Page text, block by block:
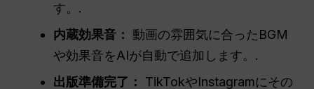
す。.
内蔵効果音：
動画の雰囲気に合ったBGM
や効果音をAIが自動で追加します。.
出版準備完了：
TikTokやInstagramにその